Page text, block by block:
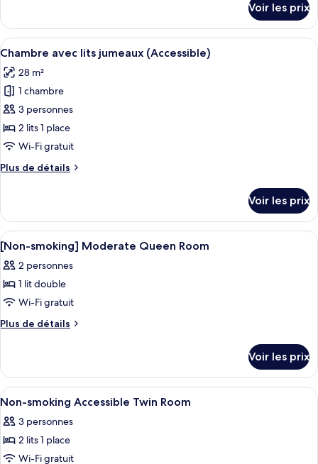
terrasse
(Tou,
King)
le
type
de
Chambre
Premium,
terrasse
(Tou,
King)
Voir les prix
Afficher
toutes
les
photos
pour
ce
type
chambre :
lits
jumeaux
(Accessible)
Une chambre moderne avec un
5
Chambre avec lits jumeaux (Accessible)
28 m²
1 chambre
3 personnes
2 lits 1 place
Wi-Fi gratuit
Plus de détails
Plus
le
type
de
chambre
Chambre
avec
jumeaux
(Accessible)
Voir les prix
Afficher
toutes
les
photos
pour
ce
chambre :
[Non-
smoking]
Moderate
Queen
Room
Une chambre à coucher moderne
1
[Non-smoking] Moderate Queen Room
2 personnes
1 lit double
Wi-Fi gratuit
Plus de détails
Plus
le
type
de
[Non-
smoking]
Voir les prix
Afficher
toutes
les
photos
pour
Une chambre moderne comprenant
1
Non-smoking Accessible Twin Room
3 personnes
2 lits 1 place
Wi-Fi gratuit